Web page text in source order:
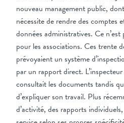
nouveau management public,
nécessite de rendre des comptes
données administratives. Ce
pour les associations. Ces trente
prévoyaient un système
par un rapport direct.
consultait les documents tandis
d’expliquer son travail. Plus
d’activité, des rapports